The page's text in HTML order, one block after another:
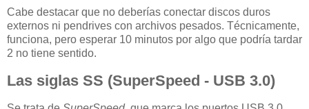
Cabe destacar que no deberías conectar discos duros
externos ni pendrives con archivos pesados. Técnicamente,
funciona, pero esperar 10 minutos por algo que podría tardar
2 no tiene sentido.
Las siglas SS (SuperSpeed - USB 3.0)